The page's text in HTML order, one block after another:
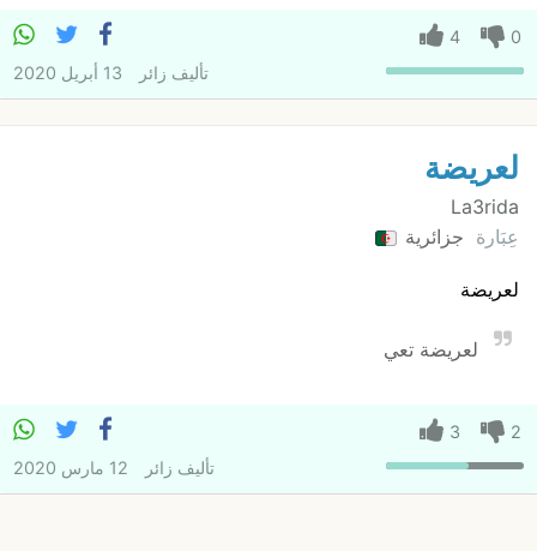
0
4
تأليف زائر 13 أبريل 2020
لعريضة
La3rida
عِبَارة جزائرية
لعريضة
لعريضة تعي
2
3
تأليف زائر 12 مارس 2020